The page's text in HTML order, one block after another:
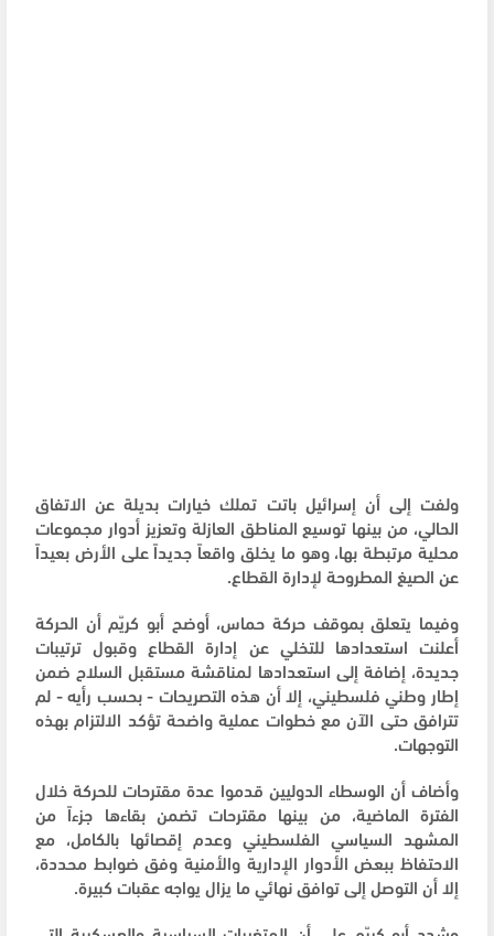
ولفت إلى أن إسرائيل باتت تملك خيارات بديلة عن الاتفاق
الحالي، من بينها توسيع المناطق العازلة وتعزيز أدوار مجموعات
محلية مرتبطة بها، وهو ما يخلق واقعاً جديداً على الأرض بعيداً
عن الصيغ المطروحة لإدارة القطاع.
وفيما يتعلق بموقف حركة حماس، أوضح أبو كريّم أن الحركة
أعلنت استعدادها للتخلي عن إدارة القطاع وقبول ترتيبات
جديدة، إضافة إلى استعدادها لمناقشة مستقبل السلاح ضمن
إطار وطني فلسطيني، إلا أن هذه التصريحات - بحسب رأيه - لم
تترافق حتى الآن مع خطوات عملية واضحة تؤكد الالتزام بهذه
التوجهات.
وأضاف أن الوسطاء الدوليين قدموا عدة مقترحات للحركة خلال
الفترة الماضية، من بينها مقترحات تضمن بقاءها جزءاً من
المشهد السياسي الفلسطيني وعدم إقصائها بالكامل، مع
الاحتفاظ ببعض الأدوار الإدارية والأمنية وفق ضوابط محددة،
إلا أن التوصل إلى توافق نهائي ما يزال يواجه عقبات كبيرة.